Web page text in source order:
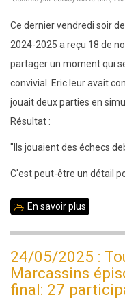
Ce dernier vendredi soir
2024-2025 a reçu 18 de
partager un moment qui
convivial. Eric leur avait
jouait deux parties en
Résultat :
"Ils jouaient des échecs
C'est peut-être un détail
En savoir plus
2025
24/05/2025 :
Marcassins
final: 27